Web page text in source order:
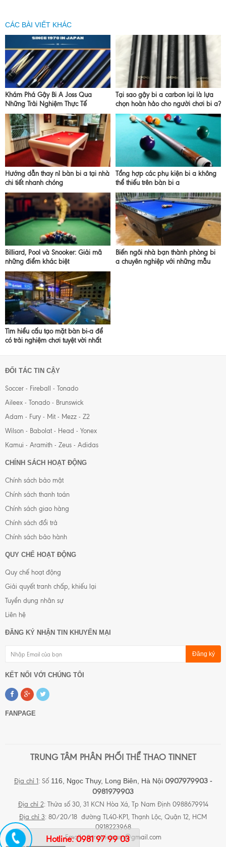
CÁC BÀI VIẾT KHÁC
Khám Phá Gậy Bi A Joss Qua
Những Trải Nghiệm Thực Tế
Tại sao gậy bi a carbon lại là lựa
chọn hoàn hảo cho người chơi bi a?
Hướng dẫn thay nỉ bàn bi a tại nhà
chi tiết nhanh chóng
Tổng hợp các phụ kiện bi a không
thể thiếu trên bàn bi a
Billiard, Pool và Snooker: Giải mã
những điểm khác biệt
Biến ngôi nhà bạn thành phòng bi
a chuyên nghiệp với những mẫu
Tìm hiểu cấu tạo mặt bàn bi-a để
có trải nghiệm chơi tuyệt vời nhất
ĐỐI TÁC TIN CẬY
Soccer - Fireball - Tonado
Aileex - Tonado - Brunswick
Adam - Fury - Mit - Mezz - Z2
Wilson - Babolat - Head - Yonex
Kamui - Aramith - Zeus - Adidas
CHÍNH SÁCH HOẠT ĐỘNG
Chính sách bảo mật
Chính sách thanh toán
Chính sách giao hàng
Chính sách đổi trả
Chính sách bảo hành
QUY CHẾ HOẠT ĐỘNG
Quy chế hoạt động
Giải quyết tranh chấp, khiếu lại
Tuyển dụng nhân sự
Liên hệ
ĐĂNG KÝ NHẬN TIN KHUYẾN MẠI
Đăng ký
KẾT NỐI VỚI CHÚNG TÔI
FANPAGE
TRUNG TÂM PHÂN PHỐI THỂ THAO TINNET
Địa chỉ 1 : Số 116, Ngọc Thụy, Long Biên, Hà Nội 0907979903 -
0981979903
Địa chỉ 2: Thửa số 30, 31 KCN Hòa Xá, Tp Nam Định 0988679914
Địa chỉ 3: 80/20/18 đường TL40-KP1, Thạnh Lộc, Quận 12, HCM
0918223968
Email :tinnetvietnam@gmail.com
Hotline:0981 97 99 03